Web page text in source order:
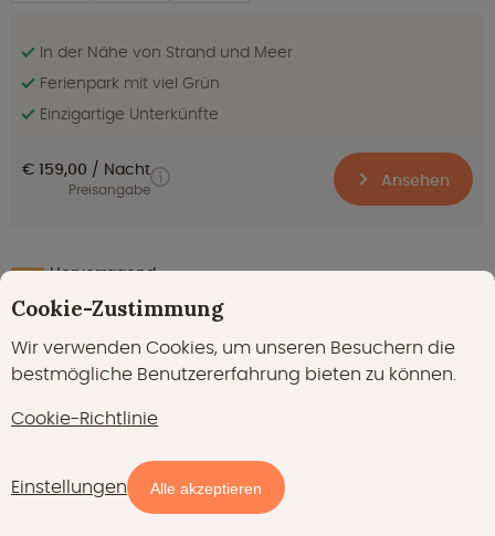
Karte
In der Nähe von Strand und Meer
Ferienpark mit viel Grün
Einzigartige Unterkünfte
€ 159,00 Nacht
Preisangabe Ansehen
Hervorragend
Solo Retreat - 4 Personen
Nijkerk in Gelderland
Cookie-Zustimmung
Wir verwenden Cookies, um unseren Besuchern die
bestmögliche Benutzererfahrung bieten zu können.
Cookie-Richtlinie
Einstellungen Alle akzeptieren